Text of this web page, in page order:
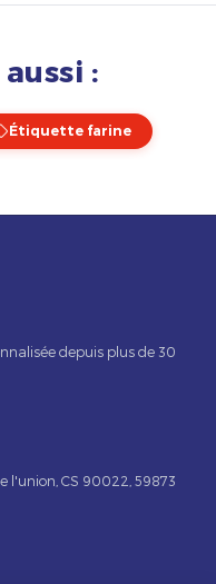
:
Étiquette farine
depuis plus de 30
l'union, CS 90022, 59873